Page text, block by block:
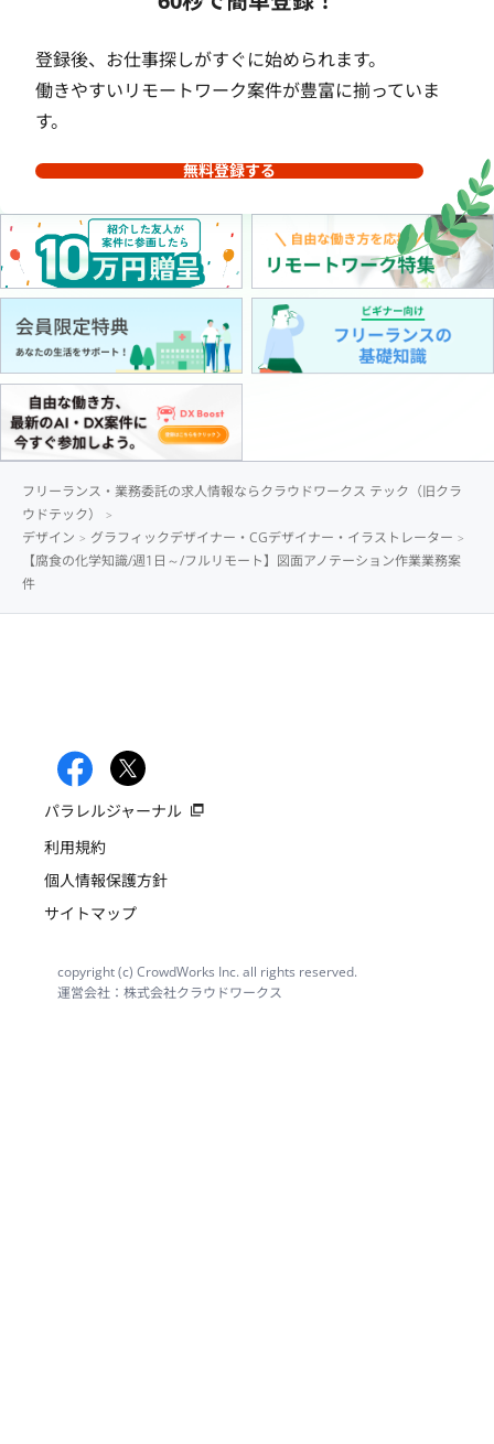
登録後、お仕事探しがすぐに始められます。
働きやすいリモートワーク案件が豊富に揃っていま
す。
無料登録する
フリーランス・業務委託の求人情報ならクラウドワークス テック（旧クラ
ウドテック）
デザイン
グラフィックデザイナー・CGデザイナー・イラストレーター
【腐食の化学知識/週1日～/フルリモート】図面アノテーション作業業務案
件
パラレルジャーナル
利用規約
個人情報保護方針
サイトマップ
copyright (c) CrowdWorks Inc. all rights reserved.
運営会社：株式会社クラウドワークス